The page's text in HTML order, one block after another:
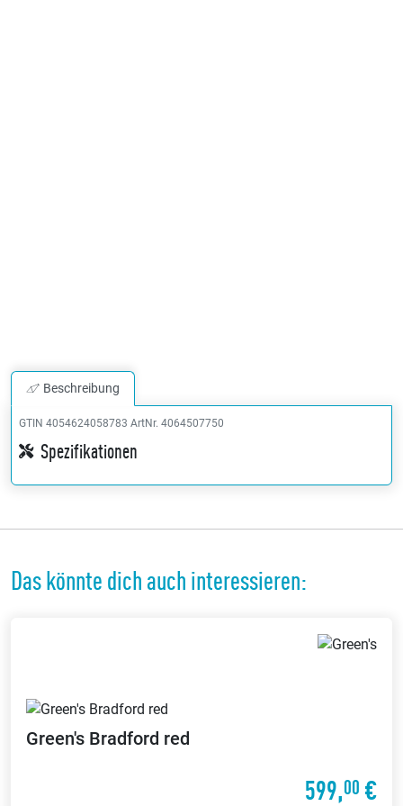
Beschreibung
GTIN 4054624058783 ArtNr. 4064507750
Spezifikationen
Das könnte dich auch interessieren:
Green's Bradford red
599,00 €